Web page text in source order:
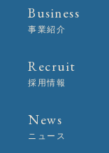
Business
事業紹介
Recruit
採用情報
News
ニュース